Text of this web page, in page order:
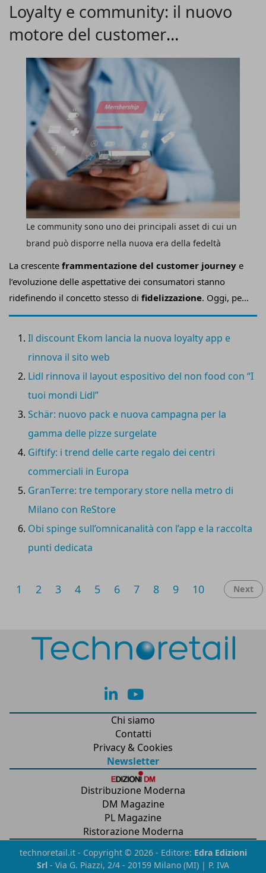
continuativa, accompagnandoli prima, durante e dopo il
soggiorno attraverso un ecosistema digitale di premi,
Loyalty e community: il nuovo
motore del customer
engagement
La crescente frammentazione del customer journey e
l’evoluzione delle aspettative dei consumatori stanno
ridefinendo il concetto stesso di fidelizzazione. Oggi, per
retailer e brand, costruire relazioni durature significa
di connettere in modo fluido mondo fisico e digitale.
Insieme aFulvio Furbatto,
approfondiamo il ruolo dellepiattaforme loyalty, delle
community proprietarie
creazione di esperienze omnicanale sempre più
valore.
Le community sono uno dei principali asset di cui un
brand può disporre nella nuova era della fedeltà
Il discount Ekom lancia la nuova loyalty app e
rinnova il sito web
Lidl rinnova il layout espositivo del non food con “I
tuoi mondi Lidl”
Schär: nuovo pack e nuova campagna per la
gamma delle pizze surgelate
Giftify: i trend delle carte regalo dei centri
commerciali in Europa
GranTerre: tre temporary store nella metro di
Milano con ReStore
Obi spinge sull’omnicanalità con l’app e la raccolta
punti dedicata
1 2 3 4 5 6 7 8 9 10 Next
lk yt
Chi siamo
Contatti
Privacy & Cookies
Newsletter
Distribuzione Moderna
DM Magazine
PL Magazine
Ristorazione Moderna
technoretail.it - Copyright © 2026 - Editore: Edra Edizioni
Srl - Via G. Piazzi, 2/4 - 20159 Milano (MI) | P. IVA